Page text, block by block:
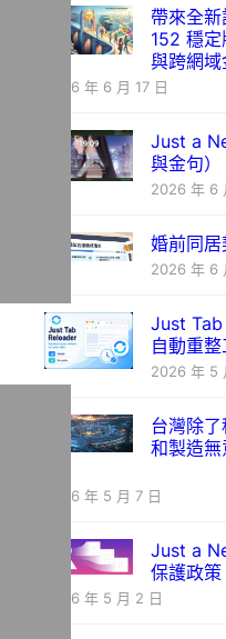
帶來全
152 穩
與跨網域
2026 年 6 月 17 日
Just a
與金句）
2026 年 6
婚前同
2026 年 6
Just Tab
自動重
2026 年 5
台灣除
和製造
2026 年 5 月 7 日
Just a
保護政策
2026 年 5 月 2 日